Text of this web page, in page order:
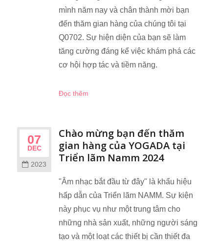
mình năm nay và chân thành mời bạn
đến thăm gian hàng của chúng tôi tại
Q0702. Sự hiện diện của bạn sẽ làm
tăng cường đáng kể việc khám phá các
cơ hội hợp tác và tiềm năng.
Đọc thêm
07
DEC
2023
Chào mừng bạn đến thăm
gian hàng của YOGADA tại
Triển lãm Namm 2024
"Âm nhạc bắt đầu từ đây" là khẩu hiệu
hấp dẫn của Triển lãm NAMM. Sự kiện
này phục vụ như một trung tâm cho
những nhà sản xuất, những người sáng
tạo và một loạt các thiết bị cần thiết đa